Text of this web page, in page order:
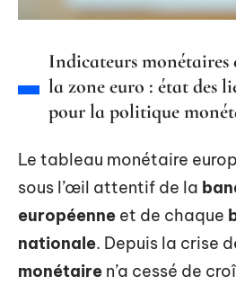
Indicateurs monétaires
la zone euro : état des
pour la politique
Le tableau monétaire
sous l’œil attentif de la
européenne et de chaque
nationale. Depuis la crise
monétaire n’a cessé de